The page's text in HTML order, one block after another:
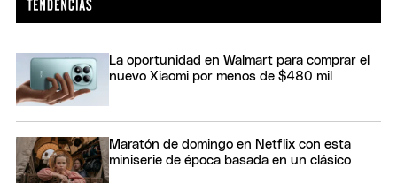
La oportunidad en Walmart para comprar el
nuevo Xiaomi por menos de $480 mil
Maratón de domingo en Netflix con esta
miniserie de época basada en un clásico